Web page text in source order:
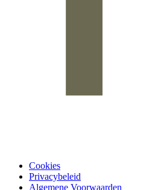
Cookies
Privacybeleid
Algemene Voorwaarden